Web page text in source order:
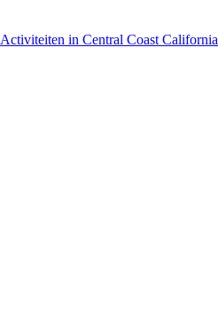
Activiteiten in Central Coast California